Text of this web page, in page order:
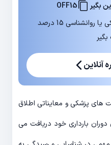
بگیر
OFF15
در اولین مشاوره آنلاین پزشکی یا روانشناسی 15 درصد
آنلاین
های پزشکی و معایناتی اطلاق
بارداری خود دریافت می